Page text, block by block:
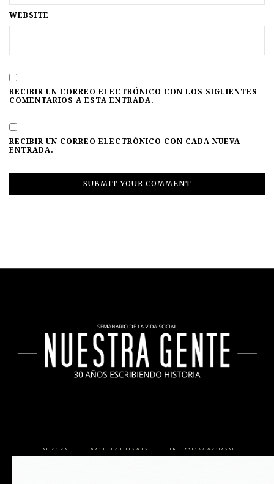
WEBSITE
RECIBIR UN CORREO ELECTRÓNICO CON LOS SIGUIENTES
COMENTARIOS A ESTA ENTRADA.
RECIBIR UN CORREO ELECTRÓNICO CON CADA NUEVA
ENTRADA.
INICIO ACTUALIDAD INFORMACIÓN